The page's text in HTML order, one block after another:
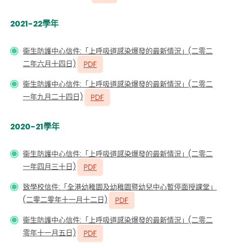
2021-22學年
衞生防護中心信件:「上呼吸道感染爆發的最新情況」(二零二
二年六月十四日)
衞生防護中心信件:「上呼吸道感染爆發的最新情況」(二零二
一年九月二十四日)
2020-21學年
衞生防護中心信件:「上呼吸道感染爆發的最新情況」(二零二
一年四月三十日)
致學校信件:「全港幼稚園及幼稚園暨幼兒中心暫停面授課堂」
(二零二零年十一月十二日)
衞生防護中心信件:「上呼吸道感染爆發的最新情況」(二零二
零年十一月五日)